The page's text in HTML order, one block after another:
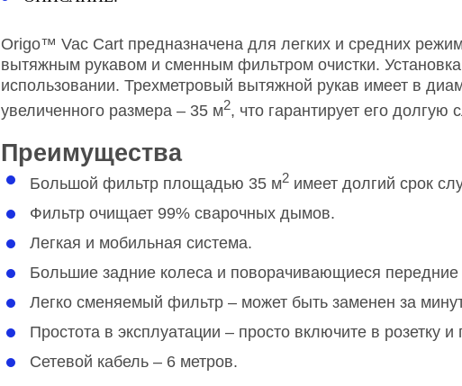
Origo™ Vac Cart предназначена для легких и средних
вытяжным рукавом и сменным фильтром очистки.
использовании. Трехметровый вытяжной рукав имеет в
увеличенного размера – 35 м2, что гарантирует его долгую
Преимущества
Большой фильтр площадью 35 м2 имеет долгий срок
Фильтр очищает 99% сварочных дымов.
Легкая и мобильная система.
Большие задние колеса и поворачивающиеся передние
Легко сменяемый фильтр – может быть заменен за
Простота в эксплуатации – просто включите в розетку и
Сетевой кабель – 6 метров.